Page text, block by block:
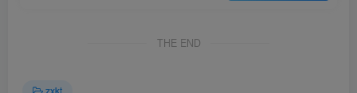
THE END